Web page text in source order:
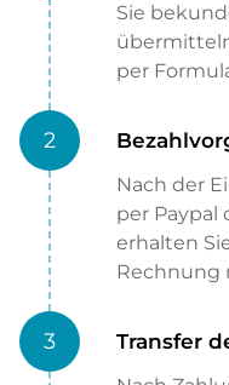
Sie
per
2
Nach der
per Paypal
erhalten
Rechnung
3 Transfer